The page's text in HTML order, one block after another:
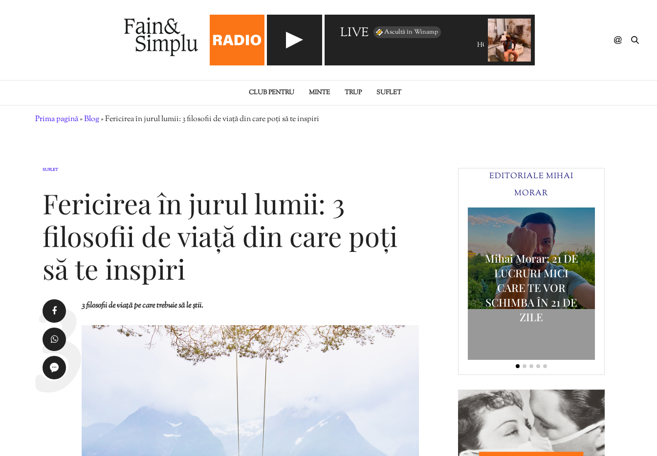
LIVE Ascultă în Winamp
HORROR DISCO - The Sanatorium Waltz
CLUB PENTRU MINTE TRUP SUFLET
Prima pagină»Blog»Fericirea în jurul lumii: 3 filosofii de viață din care poți să te inspiri
SUFLET
Fericirea în jurul lumii: 3
filosofii de viață din care poți
să te inspiri
3 filosofii de viață pe care trebuie să le știi.
EDITORIALE MIHAI
MORAR
Mihai Morar: 21 DE
LUCRURI MICI
CARE TE VOR
SCHIMBA ÎN 21 DE
ZILE